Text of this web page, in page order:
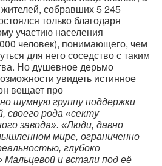
собравших 5 245
только благодаря
участию населения
человек), понимающего, чем
для него соседство с таким
Но душевное дерьмо
увидеть истинное
вещает про
шумную группу поддержки
своего рода «секту
завода». «Люди, давно
мире, ограниченно
глубоко
Мальцевой и встали под её